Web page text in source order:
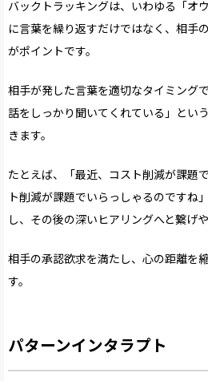
バックトラッキングは、いわゆる「オ
に言葉を繰り返すだけではなく、相手
がポイントです。
相手が発した言葉を適切なタイミング
話をしっかり聞いてくれている」とい
きます。
たとえば、「最近、コスト削減が課題
ト削減が課題でいらっしゃるのですね
し、その後の深いヒアリングへと繋げ
相手の承認欲求を満たし、心の距離を
す。
パターンインタラプト